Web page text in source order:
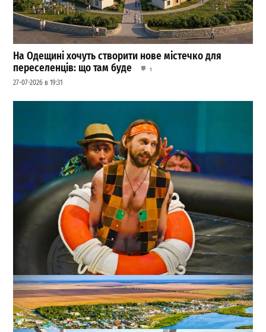
На Одещині хочуть створити нове містечко для
переселенців: що там буде
1
27-07-2026 в 19:31
В Одесі поставили Шекспіра у декораціях сучасного
пляжу
0
02-08-2026 в 21:13